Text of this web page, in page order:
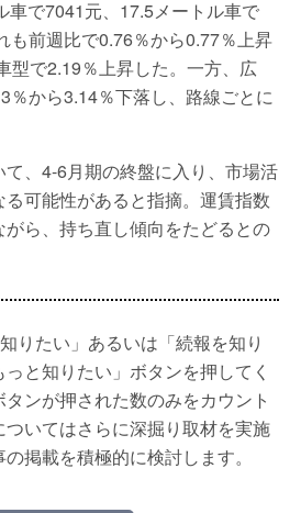
車で7041元、17.5メートル車で
も前週比で0.76％から0.77％上昇
型で2.19％上昇した。一方、広
％から3.14％下落し、路線ごとに
、4-6月期の終盤に入り、市場活
可能性があると指摘。運賃指数
ら、持ち直し傾向をたどるとの
りたい」あるいは「続報を知り
と知りたい」ボタンを押してく
ンが押された数のみをカウント
ついてはさらに深掘り取材を実施
掲載を積極的に検討します。